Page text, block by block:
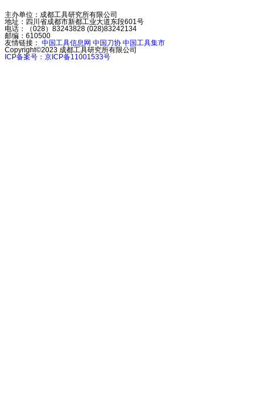
主办单位：成都工具研究所有限公司
地址：四川省成都市新都工业大道东段601号
电话：（028）83243828 (028)83242134
邮编：610500
友情链接： 中国工具信息网 中国刀协 中国工具集市
Copyright©2023 成都工具研究所有限公司
ICP备案号：京ICP备11001533号